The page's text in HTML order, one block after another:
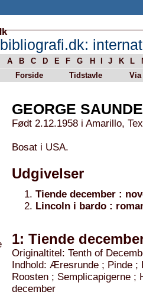
bibliografi.dk:
A B C D E F G H J K L
Forside
Tidstavle Via
GEORGE
Født 2.12.1958 i Amarillo,
Bosat i USA.
Udgivelser
Tiende december :
Lincoln i bardo :
1: Tiende
Originaltitel: Tenth of
Indhold: Æresrunde ; Pinde ;
Roosten ; Semplicapigerne ;
december